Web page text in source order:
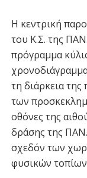
Η κεντρική
του Κ.Σ. της
πρόγραμμα
τη διάρκεια
των
οθόνες της
δράσης της
σχεδόν των
φυσικών